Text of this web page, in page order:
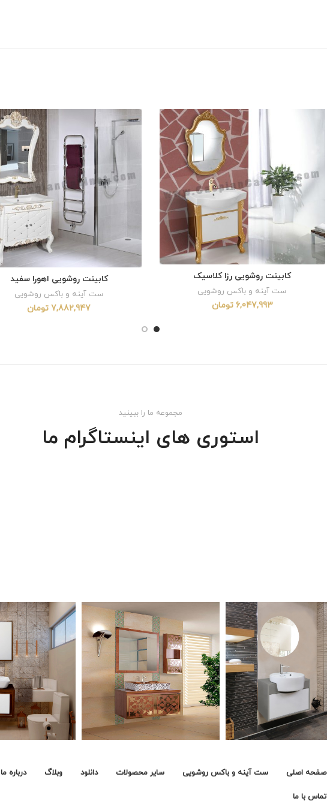
ADD TO CART
کابینت روشویی رزا کلاسیک
ست آینه و باکس روشویی
6,047,993 تومان
ADD TO CART
کابینت روشویی اهورا سفید
ست آینه و باکس روشویی
7,882,947 تومان
مجموعه ما را ببینید
استوری های اینستاگرام ما
صفحه اصلی ست آینه و باکس روشویی سایر محصولات دانلود وبلاگ درباره ما
تماس با ما